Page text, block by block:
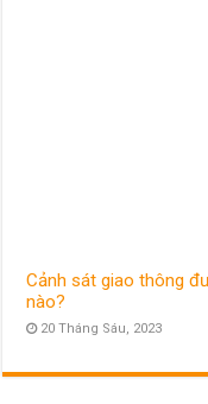
Cảnh sát giao thông
nào?
20 Tháng Sáu, 2023